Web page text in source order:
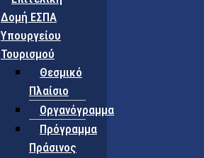
Δομή ΕΣΠΑ
Υπουργείου
Τουρισμού
Θεσμικό
Πλαίσιο
Οργανόγραμμα
Πρόγραμμα
Πράσινος